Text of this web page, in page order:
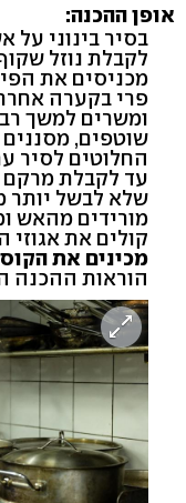
אופן ההכנה:
בסיר בינוני על
לקבלת נוזל
מכניסים את
פרי בקערה
ומשרים למשך
שוטפים,
החלוטים לסיר
עד לקבלת
שלא לבשל יותר
מורידים מהאש
קולים את
מכינים את
הוראות ההכנה